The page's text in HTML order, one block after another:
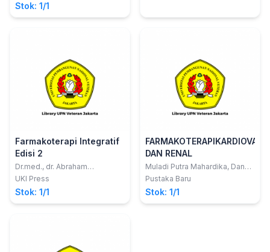
Stok: 1/1
Farmakoterapi Integratif
Edisi 2
Dr.med., dr. Abraham
Simatupang, Mkes; Fransiska
UKI Press
Stok: 1/1
DAN RENAL
Muladi Putra Mahardika, Dan
Tatiana Siska Wardani
Pustaka Baru
Stok: 1/1